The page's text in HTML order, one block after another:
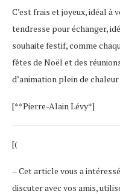
C’est frais et joyeux, idéal
tendresse pour échanger,
souhaite festif, comme
fêtes de Noël et des
d’animation plein de
[**Pierre-Alain Lévy*]
[(
– Cet article vous a
discuter avec vos amis,